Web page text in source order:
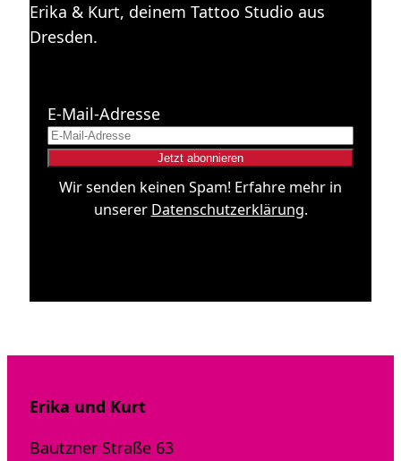
Erika & Kurt, deinem Tattoo Studio aus
Dresden.
E-Mail-Adresse
Wir senden keinen Spam! Erfahre mehr in
unserer Datenschutzerklärung.
Erika und Kurt
Bautzner Straße 63